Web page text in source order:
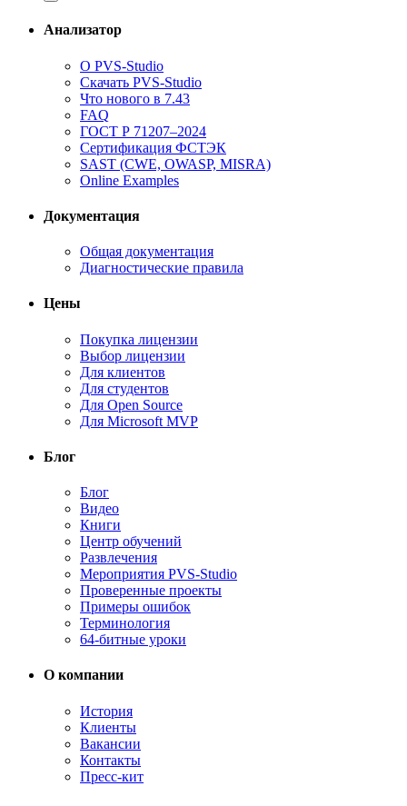
Анализатор
О PVS-Studio
Скачать PVS-Studio
Что нового в 7.43
FAQ
ГОСТ Р 71207–2024
Сертификация ФСТЭК
SAST (CWE, OWASP, MISRA)
Online Examples
Документация
Общая документация
Диагностические правила
Цены
Покупка лицензии
Выбор лицензии
Для клиентов
Для студентов
Для Open Source
Для Microsoft MVP
Блог
Блог
Видео
Книги
Центр обучений
Развлечения
Мероприятия PVS-Studio
Проверенные проекты
Примеры ошибок
Терминология
64-битные уроки
О компании
История
Клиенты
Вакансии
Контакты
Пресс-кит